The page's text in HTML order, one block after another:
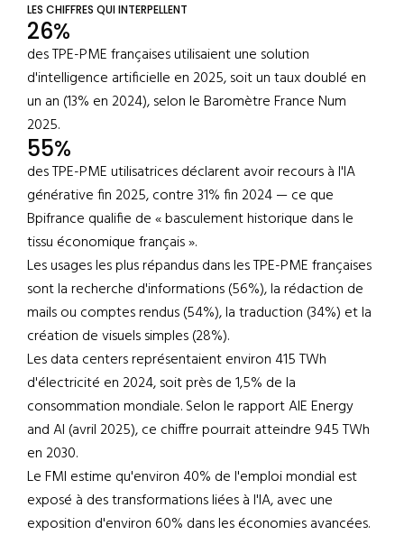
LES CHIFFRES QUI INTERPELLENT
26%
des TPE-PME françaises utilisaient une solution
d'intelligence artificielle en 2025, soit un taux doublé en
un an (13% en 2024), selon le Baromètre France Num
2025.
55%
des TPE-PME utilisatrices déclarent avoir recours à l'IA
générative fin 2025, contre 31% fin 2024 — ce que
Bpifrance qualifie de « basculement historique dans le
tissu économique français ».
Les usages les plus répandus dans les TPE-PME françaises
sont la recherche d'informations (56%), la rédaction de
mails ou comptes rendus (54%), la traduction (34%) et la
création de visuels simples (28%).
Les data centers représentaient environ 415 TWh
d'électricité en 2024, soit près de 1,5% de la
consommation mondiale. Selon le rapport AIE Energy
and AI (avril 2025), ce chiffre pourrait atteindre 945 TWh
en 2030.
Le FMI estime qu'environ 40% de l'emploi mondial est
exposé à des transformations liées à l'IA, avec une
exposition d'environ 60% dans les économies avancées.